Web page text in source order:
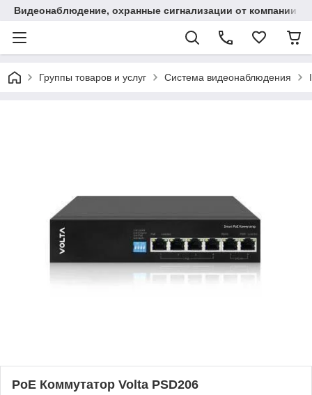
Видеонаблюдение, охранные сигнализации от компании
Группы товаров и услуг Система видеонаблюдения
PoE Коммутатор Volta PSD206